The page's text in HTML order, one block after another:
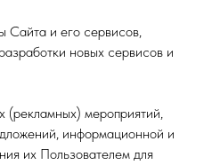
Сайта и его сервисов,
новых сервисов и
(рекламных) мероприятий,
информационной и
их Пользователем для